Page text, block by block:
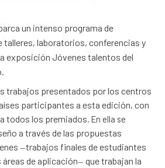
un intenso programa de
talleres, laboratorios, conferencias y
exposición Jóvenes talentos del
trabajos presentados por los centros
participantes a esta edición, con
todos los premiados. En ella se
a través de las propuestas
—trabajos finales de estudiantes
de aplicación— que trabajan la